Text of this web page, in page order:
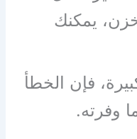
يمكنك
فإن الخطأ
وفرته.